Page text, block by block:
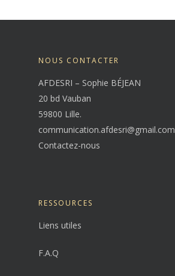
NOUS CONTACTER
AFDESRI – Sophie BÉJEAN
20 bd Vauban
59800 Lille.
communication.afdesri@gmail.com
Contactez-nous
RESSOURCES
Liens utiles
F.A.Q